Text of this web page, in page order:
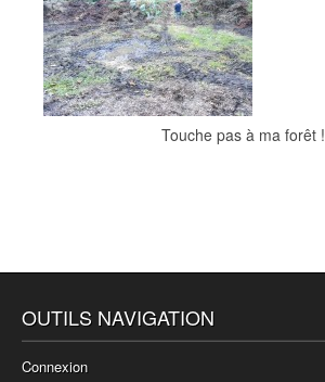
Touche pas à ma forêt !
OUTILS NAVIGATION
Connexion